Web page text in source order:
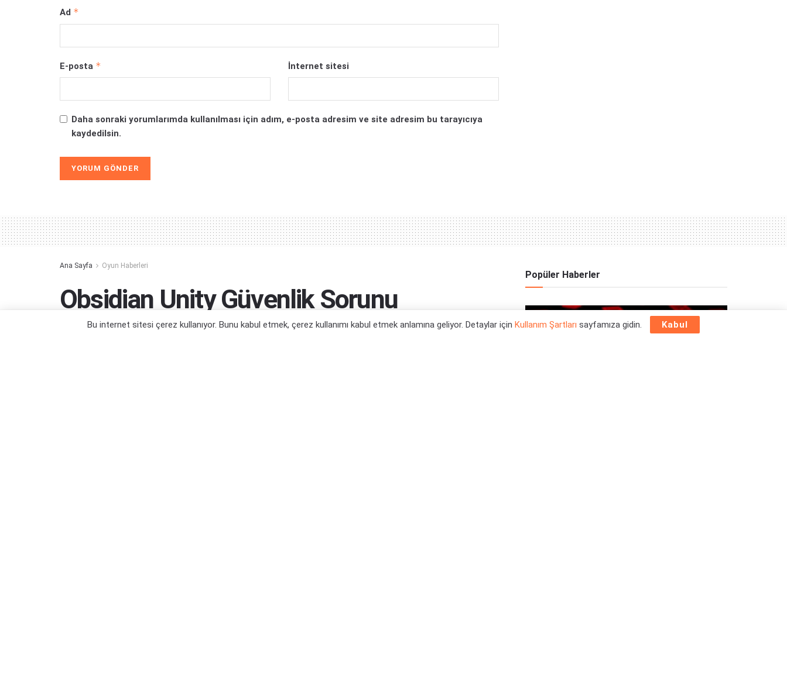
Ad *
E-posta * İnternet sitesi
Daha sonraki yorumlarımda kullanılması için adım, e-posta adresim ve site adresim bu tarayıcıya
kaydedilsin.
Ana Sayfa Oyun Haberleri
Obsidian Unity Güvenlik Sorunu
Nedeniyle Oyunları Kaldırdı
Popüler Haberler
Bu internet sitesi çerez kullanıyor. Bunu kabul etmek, çerez kullanımı kabul etmek anlamına geliyor. Detaylar için Kullanım Şartları sayfamıza gidin. Kabul